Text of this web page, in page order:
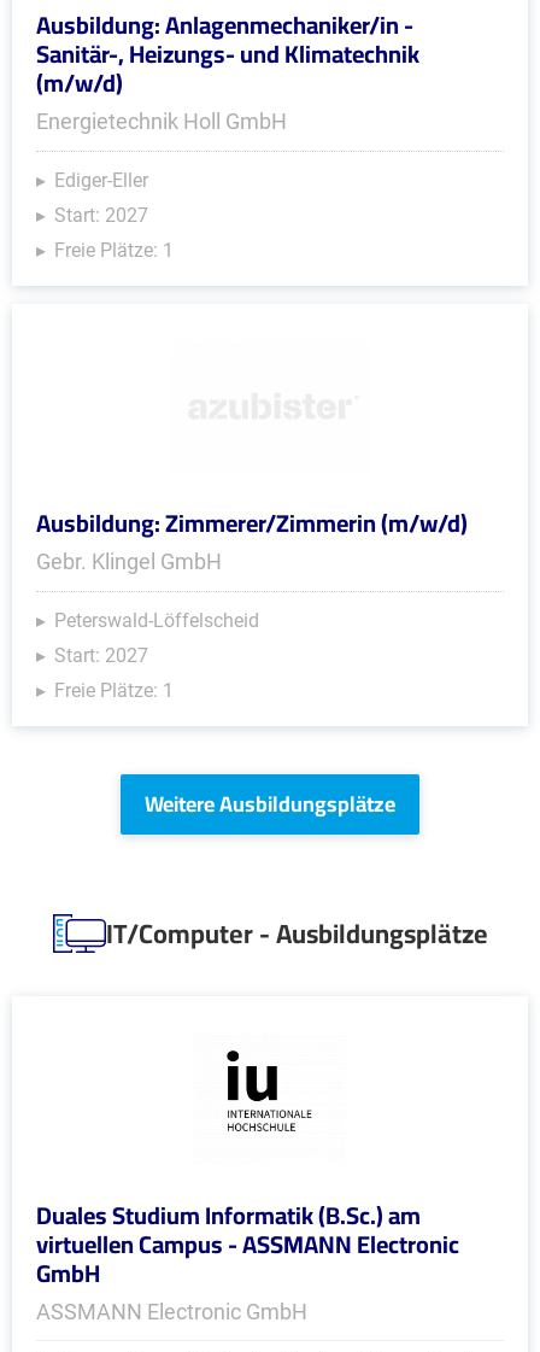
Ausbildung: Anlagenmechaniker/in -
Sanitär-, Heizungs- und Klimatechnik
(m/w/d)
Energietechnik Holl GmbH
Ediger-Eller
Start: 2027
Freie Plätze: 1
Ausbildung: Zimmerer/Zimmerin (m/w/d)
Gebr. Klingel GmbH
Peterswald-Löffelscheid
Start: 2027
Freie Plätze: 1
Weitere Ausbildungsplätze
IT/Computer - Ausbildungsplätze
Duales Studium Informatik (B.Sc.) am
virtuellen Campus - ASSMANN Electronic
GmbH
ASSMANN Electronic GmbH